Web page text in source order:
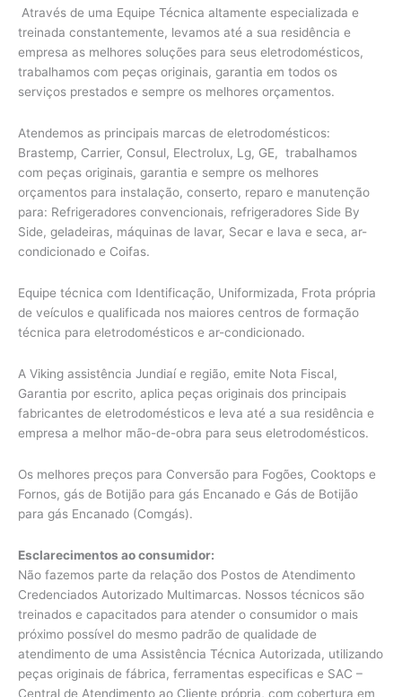
Através de uma Equipe Técnica altamente especializada e
treinada constantemente, levamos até a sua residência e
empresa as melhores soluções para seus eletrodomésticos,
trabalhamos com peças originais, garantia em todos os
serviços prestados e sempre os melhores orçamentos.
Atendemos as principais marcas de eletrodomésticos:
Brastemp, Carrier, Consul, Electrolux, Lg, GE, trabalhamos
com peças originais, garantia e sempre os melhores
orçamentos para instalação, conserto, reparo e manutenção
para: Refrigeradores convencionais, refrigeradores Side By
Side, geladeiras, máquinas de lavar, Secar e lava e seca, ar-
condicionado e Coifas.
Equipe técnica com Identificação, Uniformizada, Frota própria
de veículos e qualificada nos maiores centros de formação
técnica para eletrodomésticos e ar-condicionado.
A Viking assistência Jundiaí e região, emite Nota Fiscal,
Garantia por escrito, aplica peças originais dos principais
fabricantes de eletrodomésticos e leva até a sua residência e
empresa a melhor mão-de-obra para seus eletrodomésticos.
Os melhores preços para Conversão para Fogões, Cooktops e
Fornos, gás de Botijão para gás Encanado e Gás de Botijão
para gás Encanado (Comgás).
Esclarecimentos ao consumidor:
Não fazemos parte da relação dos Postos de Atendimento
Credenciados Autorizado Multimarcas. Nossos técnicos são
treinados e capacitados para atender o consumidor o mais
próximo possível do mesmo padrão de qualidade de
atendimento de uma Assistência Técnica Autorizada, utilizando
peças originais de fábrica, ferramentas especificas e SAC –
Central de Atendimento ao Cliente própria, com cobertura em